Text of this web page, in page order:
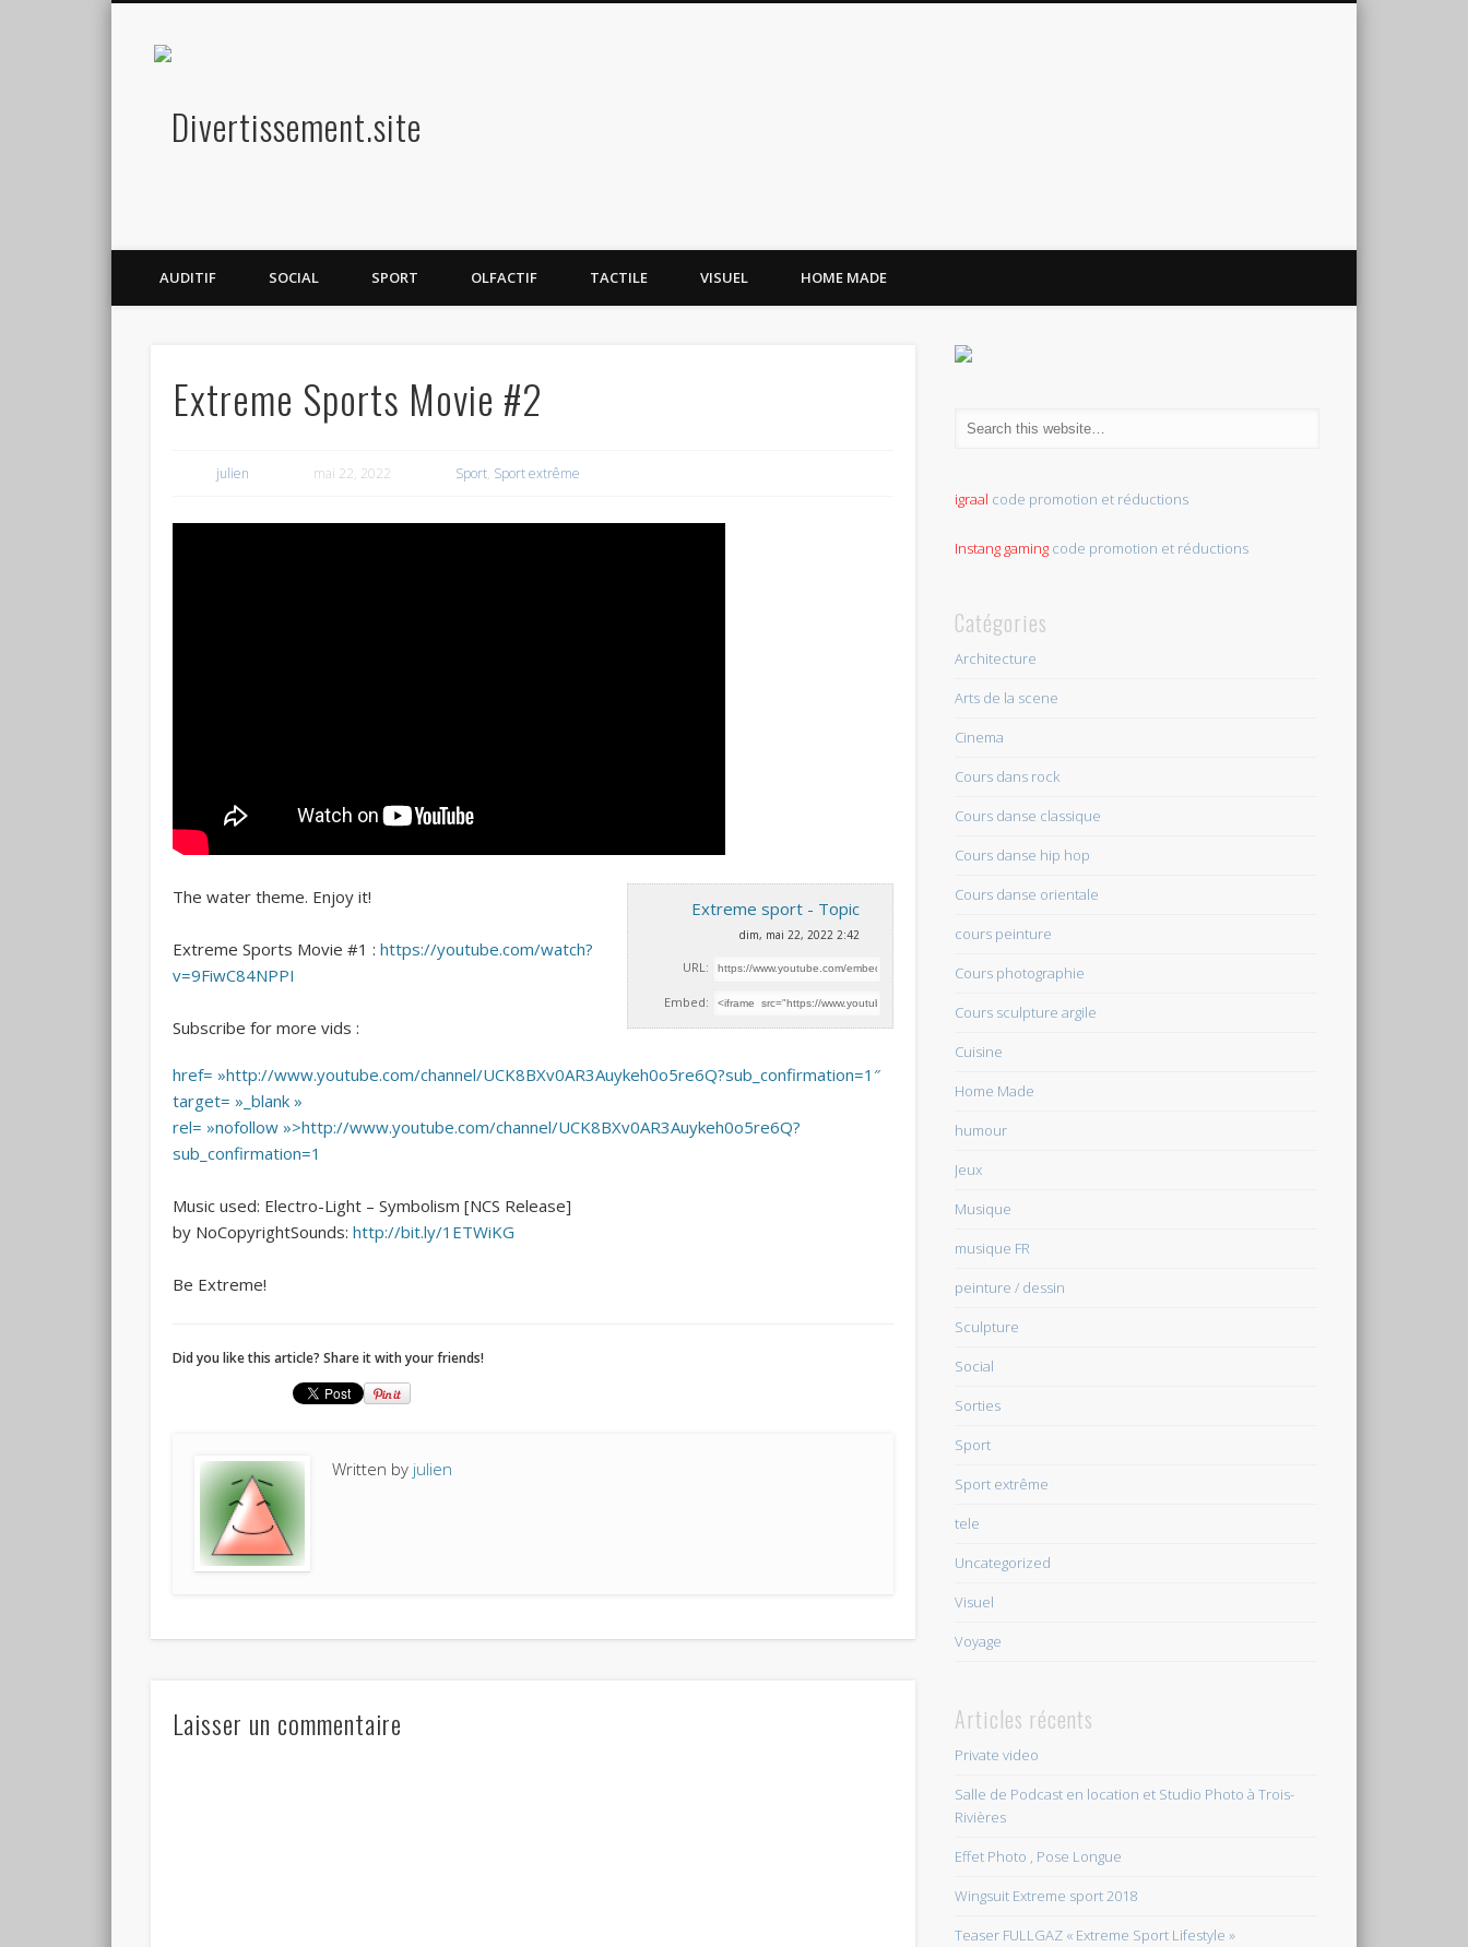
AUDITIF SOCIAL SPORT OLFACTIF TACTILE VISUEL HOME MADE
Extreme Sports Movie #2
julien mai 22, 2022 Sport, Sport extrême
Extreme sport - Topic
dim, mai 22, 2022 2:42
URL:
Embed:
The water theme. Enjoy it!
Extreme Sports Movie #1 :https://youtube.com/watch?
v=9FiwC84NPPI
Subscribe for more vids :
href= »http://www.youtube.com/channel/UCK8BXv0AR3Auykeh0o5re6Q?sub_confirmation=1″
target= »_blank »
rel= »nofollow »>http://www.youtube.com/channel/UCK8BXv0AR3Auykeh0o5re6Q?
sub_confirmation=1
Music used: Electro-Light – Symbolism [NCS Release]
by NoCopyrightSounds:http://bit.ly/1ETWiKG
Be Extreme!
Did you like this article? Share it with your friends!
Written by julien
Laisser un commentaire
igraal code promotion et réductions
Instang gaming code promotion et réductions
Catégories
Architecture
Arts de la scene
Cinema
Cours dans rock
Cours danse classique
Cours danse hip hop
Cours danse orientale
cours peinture
Cours photographie
Cours sculpture argile
Cuisine
Home Made
humour
Jeux
Musique
musique FR
peinture / dessin
Sculpture
Social
Sorties
Sport
Sport extrême
tele
Uncategorized
Visuel
Voyage
Articles récents
Private video
Salle de Podcast en location et Studio Photo à Trois-
Rivières
Effet Photo , Pose Longue
Wingsuit Extreme sport 2018
Teaser FULLGAZ « Extreme Sport Lifestyle »